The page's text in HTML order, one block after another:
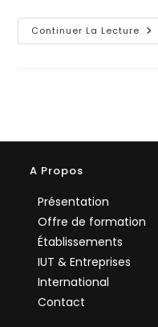
Continuer La Lecture Les
A Propos
Présentation
Offre de formation
Établissements
IUT & Entreprises
International
Contact